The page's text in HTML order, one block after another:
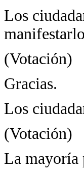
Los
(Votación)
Gracias.
Los
(Votación)
La mayoría